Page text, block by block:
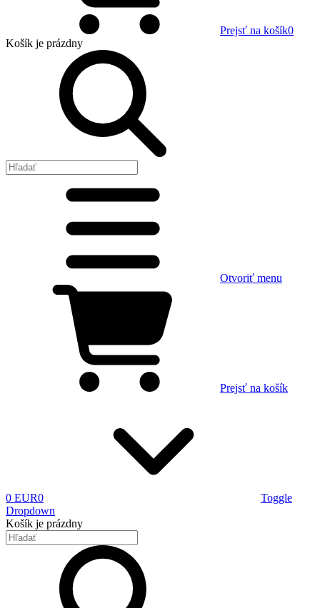
Prejsť na košík0
Košík je prázdny
Otvoriť menu
Prejsť na košík
0 EUR0
Toggle
Dropdown
Košík je prázdny